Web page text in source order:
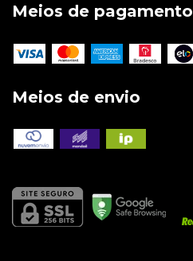
Meios de pagamento
Meios de envio